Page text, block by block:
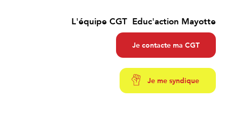
L'équipe CGT Educ'action Mayotte
Je contacte ma CGT
Je me syndique